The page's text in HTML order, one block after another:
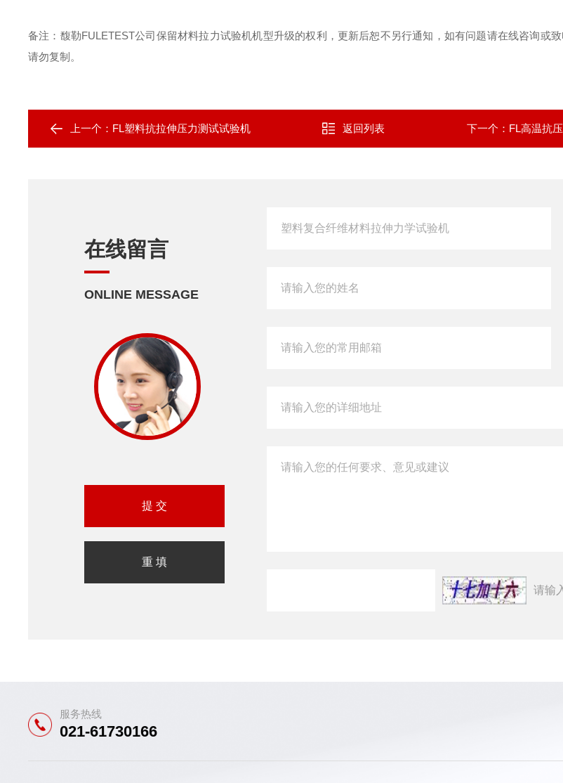
备注：馥勒FULETEST公司保留材料拉力试验机机型升级的权利，更新后恕不另行通知，如有问题请在线咨询或致
请勿复制。
上一个： FL塑料抗拉伸压力测试试验机 返回列表 下一个： FL高温抗
在线留言
ONLINE MESSAGE
请输
服务热线
021-61730166